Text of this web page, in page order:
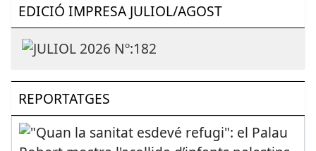
EDICIÓ IMPRESA JULIOL/AGOST
REPORTATGES